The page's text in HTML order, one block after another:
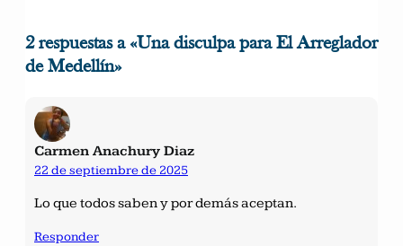
2 respuestas a «Una disculpa para El Arreglador
de Medellín»
Carmen Anachury Diaz
22 de septiembre de 2025
Lo que todos saben y por demás aceptan.
Responder